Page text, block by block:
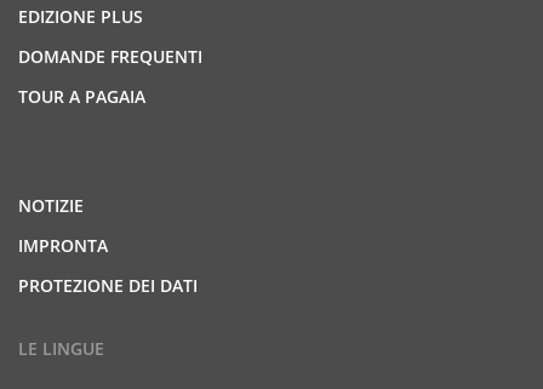
EDIZIONE PLUS
DOMANDE FREQUENTI
TOUR A PAGAIA
NOTIZIE
IMPRONTA
PROTEZIONE DEI DATI
LE LINGUE